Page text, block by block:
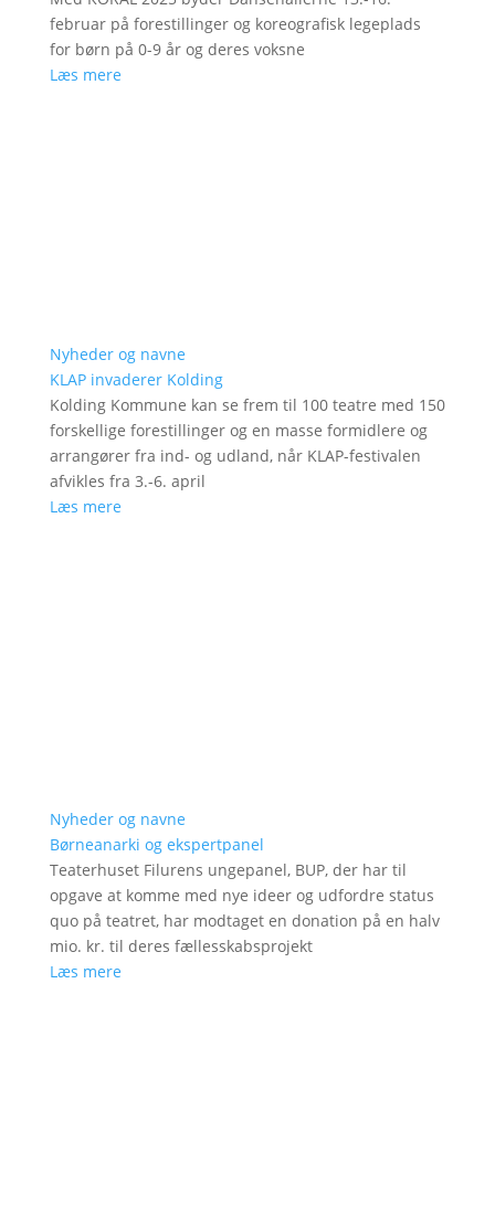
februar på forestillinger og koreografisk legeplads
for børn på 0-9 år og deres voksne
Læs mere
Nyheder og navne
KLAP invaderer Kolding
Kolding Kommune kan se frem til 100 teatre med 150
forskellige forestillinger og en masse formidlere og
arrangører fra ind- og udland, når KLAP-festivalen
afvikles fra 3.-6. april
Læs mere
Nyheder og navne
Børneanarki og ekspertpanel
Teaterhuset Filurens ungepanel, BUP, der har til
opgave at komme med nye ideer og udfordre status
quo på teatret, har modtaget en donation på en halv
mio. kr. til deres fællesskabsprojekt
Læs mere